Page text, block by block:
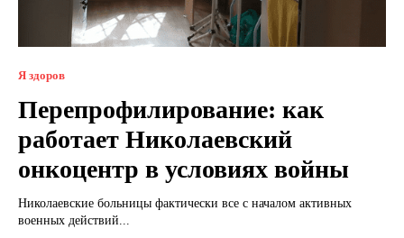
Я здоров
Перепрофилирование: как
работает Николаевский
онкоцентр в условиях войны
Николаевские больницы фактически все с началом активных
военных действий...